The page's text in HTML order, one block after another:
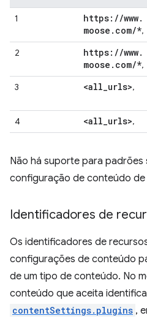
1 https: //www.
moose . com/*,
2 https: //www.
moose . com/*,
3 <all_urls>,
4 <all_urls>,
Não há suporte para padrões
configuração de conteúdo de
Identificadores de
Os identificadores de
configurações de conteúdo
de um tipo de conteúdo. No
conteúdo que aceita
contentSettings.plugins ,